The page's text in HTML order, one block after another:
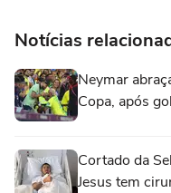
Notícias
Neymar
Copa, após
Cortado da
Jesus tem